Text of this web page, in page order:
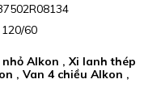
60
Alkon , Xi lanh thép
, Van 4 chiều Alkon ,